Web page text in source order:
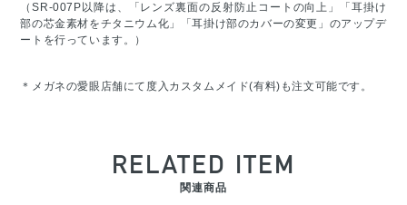
（SR-007P以降は、「レンズ裏面の反射防止コートの向上」「耳掛け
部の芯金素材をチタニウム化」「耳掛け部のカバーの変更」のアップデ
ートを行っています。）
＊メガネの愛眼店舗にて度入カスタムメイド(有料)も注文可能です。
RELATED ITEM
関連商品